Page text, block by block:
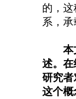
的，
系，承
本
述。
研究
这个